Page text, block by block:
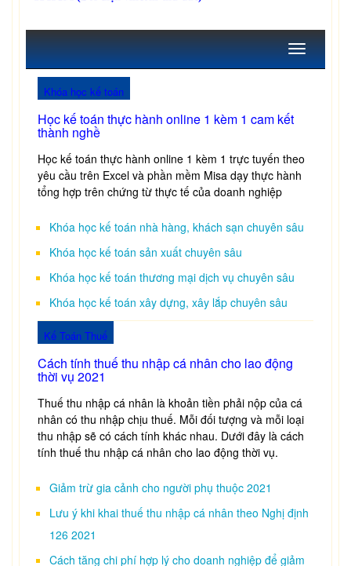
Toggle
Khóa học kế toán
Học kế toán thực hành online 1 kèm 1 cam kết
thành nghề
Học kế toán thực hành online 1 kèm 1 trực tuyến theo
yêu cầu trên Excel và phần mềm Misa dạy thực hành
tổng hợp trên chứng từ thực tế của doanh nghiệp
Khóa học kế toán nhà hàng, khách sạn chuyên sâu
Khóa học kế toán sản xuất chuyên sâu
Khóa học kế toán thương mại dịch vụ chuyên sâu
Khóa học kế toán xây dựng, xây lắp chuyên sâu
Kế Toán Thuế
Cách tính thuế thu nhập cá nhân cho lao động
thời vụ 2021
Thuế thu nhập cá nhân là khoản tiền phải nộp của cá
nhân có thu nhập chịu thuế. Mỗi đối tượng và mỗi loại
thu nhập sẽ có cách tính khác nhau. Dưới đây là cách
tính thuế thu nhập cá nhân cho lao động thời vụ.
Giảm trừ gia cảnh cho người phụ thuộc 2021
Lưu ý khi khai thuế thu nhập cá nhân theo Nghị định
126 2021
Cách tăng chi phí hợp lý cho doanh nghiệp để giảm